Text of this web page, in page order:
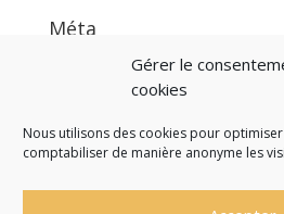
Gérer le
cookies
Nous utilisons des cookies pour
comptabiliser de manière anonyme les
Méta
Flux des publications
Flux des commentaires
Site de WordPress-FR